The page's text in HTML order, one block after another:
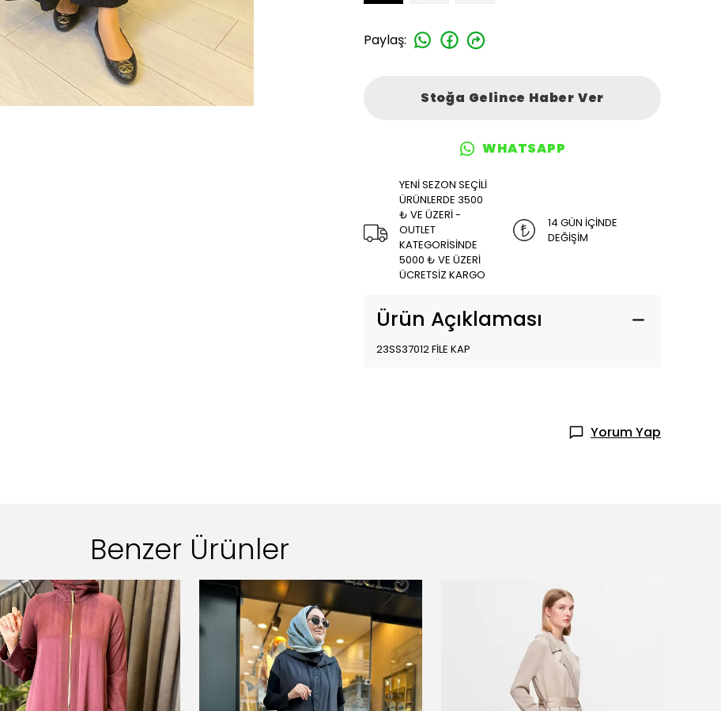
Paylaş:
Stoğa Gelince Haber Ver
WHATSAPP
YENİ SEZON SEÇİLİ
ÜRÜNLERDE 3500
₺ VE ÜZERİ -
OUTLET
KATEGORİSİNDE
5000 ₺ VE ÜZERİ
ÜCRETSİZ KARGO
14 GÜN İÇİNDE
DEĞİŞİM
Ürün Açıklaması
23SS37012 FİLE KAP
Yorum Yap
Benzer Ürünler